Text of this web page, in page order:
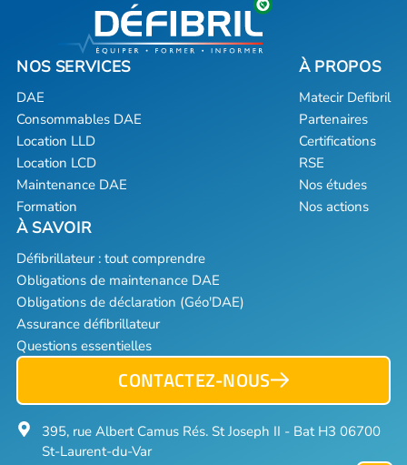
DAE
Consommables DAE
Location LLD
Location LCD
Maintenance DAE
Formation
Matecir Defibril
Partenaires
Certifications
RSE
Nos études
Nos actions
Défibrillateur : tout comprendre
Obligations de maintenance DAE
Obligations de déclaration (Géo'DAE)
Assurance défibrillateur
Questions essentielles
CONTACTEZ-NOUS
395, rue Albert Camus Rés. St Joseph II - Bat H3 06700
St-Laurent-du-Var